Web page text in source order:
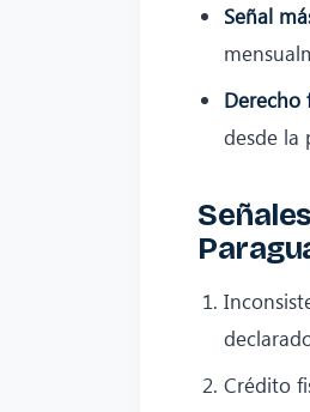
Señal
Derecho
desde la
Crédito